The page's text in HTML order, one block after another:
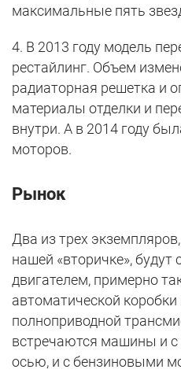
максимальные пять
4. В 2013 году модель
рестайлинг. Объем
радиаторная решетка и
материалы отделки и
внутри. А в 2014 году
моторов.
Рынок
Два из трех
нашей «вторичке», будут
двигателем, примерно
автоматической коробки
полноприводной
встречаются машины и
осью, и с бензиновыми